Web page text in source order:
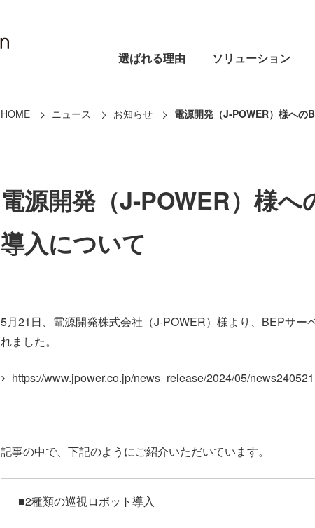
選ばれる理由 ソリューション
HOME ニュース お知らせ 電源開発（J-POWER）様への
電源開発（J-POWER）様
導入について
5月21日、電源開発株式会社（J-POWER）様より、BEPサー
れました。
https://www.jpower.co.jp/news_release/2024/05/
記事の中で、下記のようにご紹介いただいています。
■2種類の巡視ロボット導入